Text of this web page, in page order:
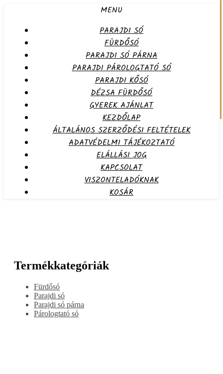
MENU
PARAJDI SÓ
FÜRDŐSÓ
PARAJDI SÓ PÁRNA
PARAJDI PÁROLOGTATÓ SÓ
PARAJDI KŐSÓ
DÉZSA FÜRDŐSÓ
GYEREK AJÁNLAT
KEZDŐLAP
ÁLTALÁNOS SZERZŐDÉSI FELTÉTELEK
ADATVÉDELMI TÁJÉKOZTATÓ
ELÁLLÁSI JOG
KAPCSOLAT
VISZONTELADÓKNAK
KOSÁR
Termékkategóriák
Fürdősó
Parajdi só
Parajdi só párna
Párologtató só